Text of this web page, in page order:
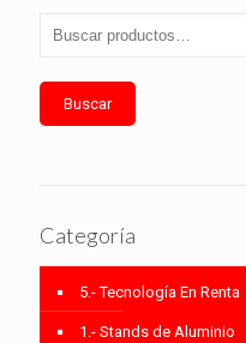
Buscar
Categoría
5.- Tecnología En Renta
1.- Stands de Aluminio